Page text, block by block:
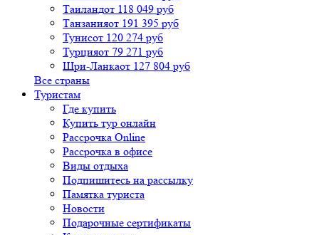
Таиландот 118 049 руб
Танзанияот 191 395 руб
Тунисот 120 274 руб
Турцияот 79 271 руб
Шри-Ланкаот 127 804 руб
Все страны
Туристам
Где купить
Купить тур онлайн
Рассрочка Online
Рассрочка в офисе
Виды отдыха
Подпишитесь на рассылку
Памятка туриста
Новости
Подарочные сертификаты